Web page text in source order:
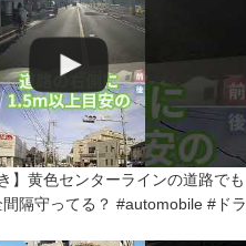
】黄色センターラインの道路でも
隔守ってる？ #automobile #ドラ